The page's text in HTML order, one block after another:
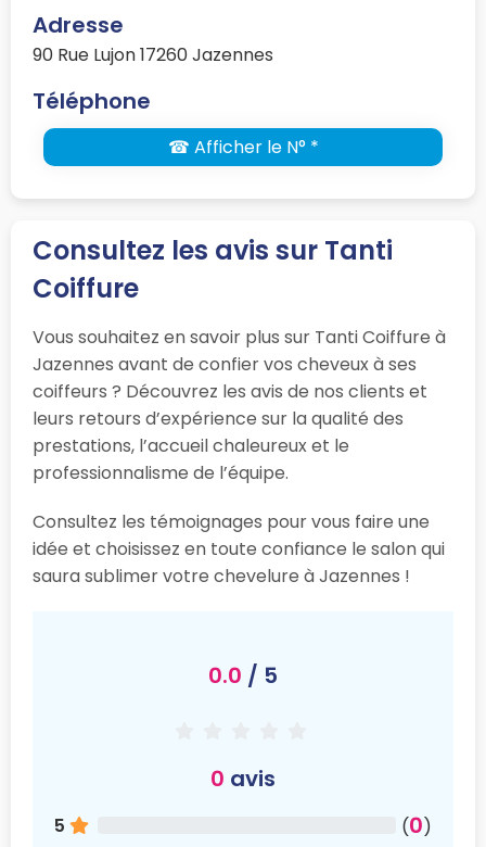
Adresse
90 Rue Lujon 17260 Jazennes
Téléphone
☎ Afficher le N° *
Consultez les avis sur Tanti
Coiffure
Vous souhaitez en savoir plus sur Tanti Coiffure à
Jazennes avant de confier vos cheveux à ses
coiffeurs ? Découvrez les avis de nos clients et
leurs retours d’expérience sur la qualité des
prestations, l’accueil chaleureux et le
professionnalisme de l’équipe.
Consultez les témoignages pour vous faire une
idée et choisissez en toute confiance le salon qui
saura sublimer votre chevelure à Jazennes !
0.0 / 5
0 avis
5 (0)